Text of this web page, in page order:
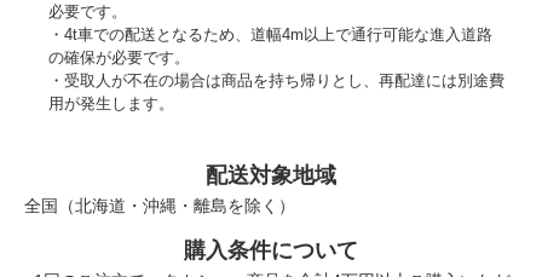
必要です。
4t車での配送となるため、道幅4m以上で通行可能な進入道路
の確保が必要です。
受取人が不在の場合は商品を持ち帰りとし、再配達には別途費
用が発生します。
配送対象地域
全国（北海道・沖縄・離島を除く）
購入条件について